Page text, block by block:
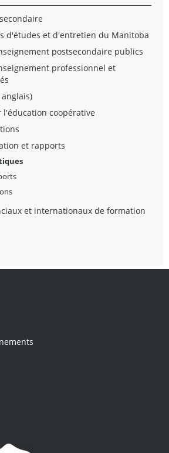
d'études et d'entretien du Manitoba
postsecondaire publics
professionnel et
coopérative
et rapports
et internationaux de formation